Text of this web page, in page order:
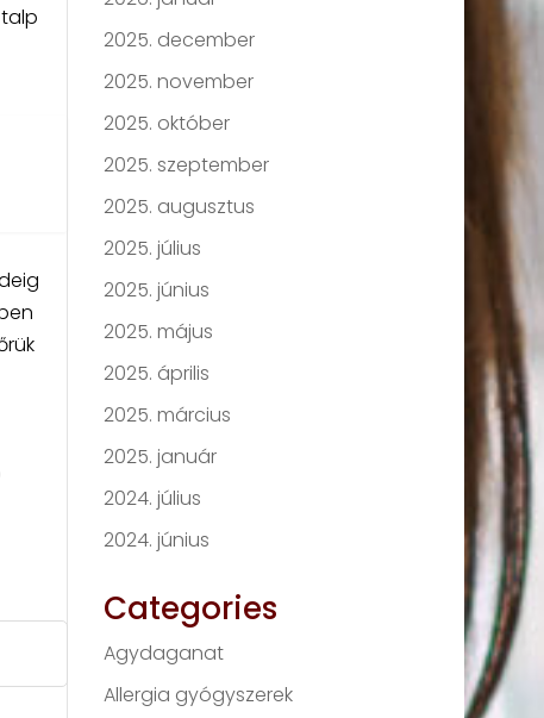
2025. december
2025. november
2025. október
2025. szeptember
2025. augusztus
2025. július
2025. június
2025. május
2025. április
2025. március
2025. január
2024. július
2024. június
Categories
Agydaganat
Allergia gyógyszerek